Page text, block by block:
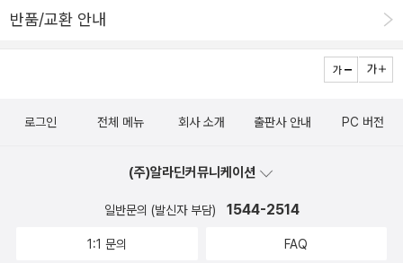
글이지만 탄탄하고 쉽게 쓰여 있어 술술 읽힌다. (조금의 인문학적 상
운 것은 나 스스로가 '게이머'가 아니기에 열혈 게이머로서 이 책을 경
었다) 사실 이 두책을 읽게 된 경위는 앞으로 번역해야 할 책('팬과 블
한 '팬'이고, 보다시피 블로그도 열심히(?)하지만 비디오 게임만큼은
문외한이기 때문이다. (아, 나도 테트리스 정도에는 일가견이 있다 ㅎ
고무적이다.2008년 1월
반품/교환 안내
로그인 전체 메뉴 회사 소개 출판사 안내 PC 버전
(주)알라딘커뮤니케이션
일반문의 (발신자 부담) 1544-2514
1:1 문의 FAQ